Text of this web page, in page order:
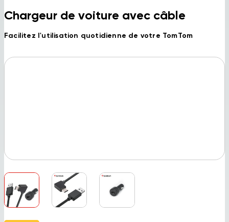
Chargeur de voiture avec câble
Facilitez l'utilisation quotidienne de votre TomTom